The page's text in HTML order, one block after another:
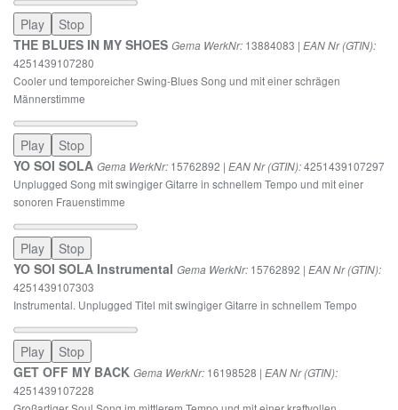
Play
Stop
THE BLUES IN MY SHOES Gema WerkNr: 13884083 | EAN Nr (GTIN):
4251439107280
Cooler und temporeicher Swing-Blues Song und mit einer schrägen
Männerstimme
Play
Stop
YO SOI SOLA Gema WerkNr: 15762892 | EAN Nr (GTIN):4251439107297
Unplugged Song mit swingiger Gitarre in schnellem Tempo und mit einer
sonoren Frauenstimme
Play
Stop
YO SOI SOLA Instrumental Gema WerkNr: 15762892 | EAN Nr (GTIN):
4251439107303
Instrumental. Unplugged Titel mit swingiger Gitarre in schnellem Tempo
Play
Stop
GET OFF MY BACK Gema WerkNr: 16198528 | EAN Nr (GTIN):
4251439107228